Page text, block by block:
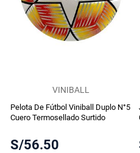
VINIBALL
Pelota De Fútbol Viniball Duplo N°5
Cuero Termosellado Surtido
S/56.50